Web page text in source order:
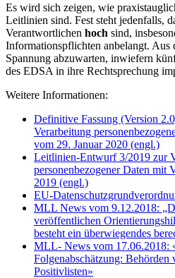
Es wird sich zeigen, wie
Leitlinien sind. Fest steht jedenfalls,
Verantwortlichen hoch sind,
Informationspflichten anbelangt. Aus
Spannung abzuwarten, inwiefern
des EDSA in ihre Rechtsprechung
Weitere Informationen:
Definitive Fassung (Version
Verarbeitung
vom 29. Januar 2020 (engl.)
Leitlinien-Entwurf 3/2019 zur
personenbezogener Daten mit
2019 (engl.)
EU-
MLL News vom 9.12.2018:
veröffentlichen
besteht ein überwiegendes
MLL- News vom 17.06.2018:
Folgenabschätzung: Behörden
Positivlisten»